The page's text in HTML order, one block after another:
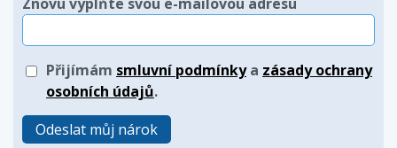
Přijímám smluvní podmínkya zásady ochrany
osobních údajů.
Odeslat můj nárok